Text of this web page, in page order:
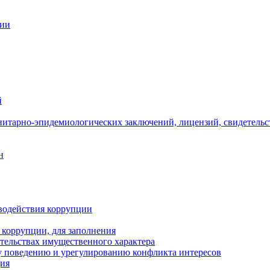
эпидемиологических заключений, лицензий,
коррупции
для заполнения
имущественного характера
и урегулированию конфликта интересов